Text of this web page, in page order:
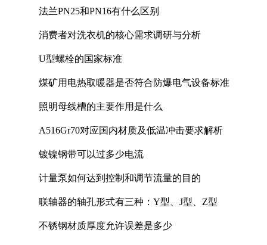
法兰PN25和PN16有什么区别
消费者对洗衣机的核心需求调研与分析
U型螺栓的国家标准
煤矿用电热取暖器是否符合防爆电气设备标准
照明母线槽的主要作用是什么
A516Gr70对应国内材质及低温冲击要求解析
镀镍钢带可以过多少电流
计量泵如何达到控制和调节流量的目的
联轴器的轴孔形式有三种：Y型、J型、Z型
不锈钢材质厚度允许误差是多少